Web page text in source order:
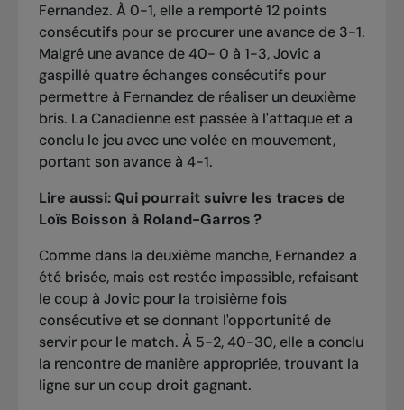
Fernandez. À 0-1, elle a remporté 12 points
consécutifs pour se procurer une avance de 3-1.
Malgré une avance de 40- 0 à 1-3, Jovic a
gaspillé quatre échanges consécutifs pour
permettre à Fernandez de réaliser un deuxième
bris. La Canadienne est passée à l'attaque et a
conclu le jeu avec une volée en mouvement,
portant son avance à 4-1.
Lire aussi: Qui pourrait suivre les traces de
Loïs Boisson à Roland-Garros ?
Comme dans la deuxième manche, Fernandez a
été brisée, mais est restée impassible, refaisant
le coup à Jovic pour la troisième fois
consécutive et se donnant l'opportunité de
servir pour le match. À 5-2, 40-30, elle a conclu
la rencontre de manière appropriée, trouvant la
ligne sur un coup droit gagnant.